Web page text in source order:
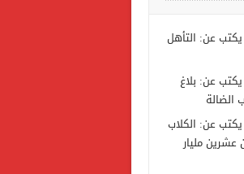
عن: التأهل
عن: بلاغ
الضالة
عن: الكلاب
عشرين مليار